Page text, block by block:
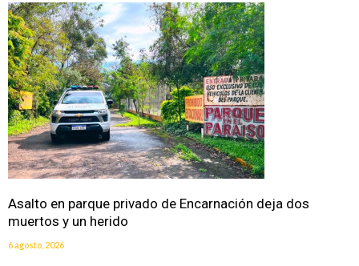
Asalto en parque privado de Encarnación deja dos
muertos y un herido
6 agosto, 2026